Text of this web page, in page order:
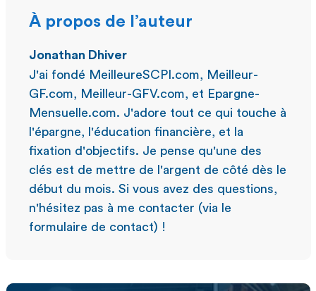
À propos de l’auteur
Jonathan Dhiver
J'ai fondé MeilleureSCPI.com, Meilleur-
GF.com, Meilleur-GFV.com, et Epargne-
Mensuelle.com. J'adore tout ce qui touche à
l'épargne, l'éducation financière, et la
fixation d'objectifs. Je pense qu'une des
clés est de mettre de l'argent de côté dès le
début du mois. Si vous avez des questions,
n'hésitez pas à me contacter (via le
formulaire de contact) !